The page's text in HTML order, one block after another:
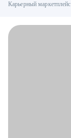
Карьерный маркетплейс